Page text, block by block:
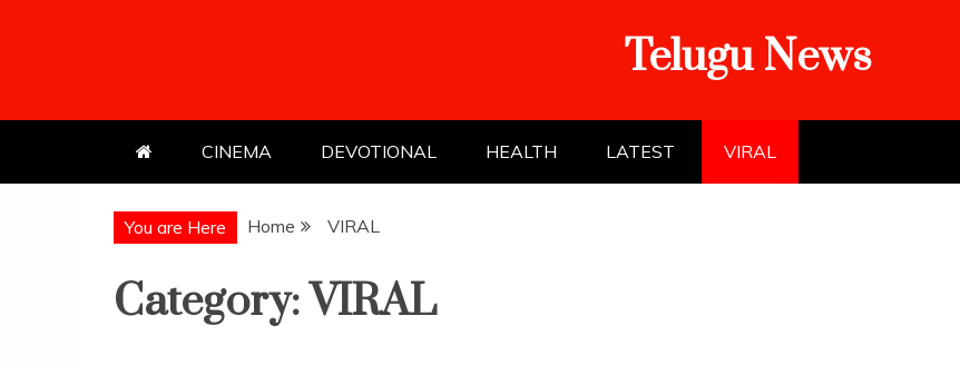
Telugu News
CINEMA DEVOTIONAL HEALTH LATEST VIRAL
You are Here Home VIRAL
Category:VIRAL